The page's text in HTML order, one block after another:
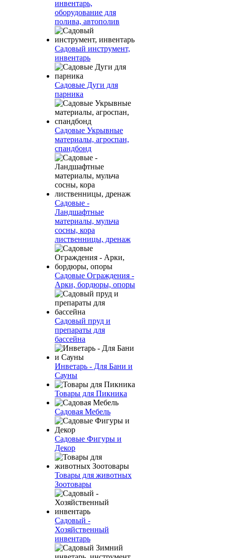
инвентарь,
оборудование для
полива, автополив
Садовый инструмент,
инвентарь
Садовые Дуги для
парника
Садовые Укрывные
материалы, агроспан,
спандбонд
Садовые -
Ландшафтные
материалы, мульча
сосны, кора
лиственницы, дренаж
Садовые Ограждения -
Арки, бордюры, опоры
Садовый пруд и
препараты для
бассейна
Инветарь - Для Бани и
Сауны
Товары для Пикника
Садовая Мебель
Садовые Фигуры и
Декор
Товары для животных
Зоотовары
Садовый -
Хозяйственный
инвентарь